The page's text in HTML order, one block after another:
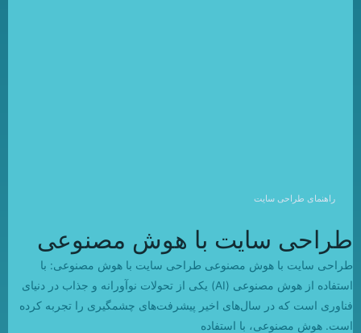
راهنمای طراحی سایت
طراحی سایت با هوش مصنوعی
طراحی سایت با هوش مصنوعی طراحی سایت با هوش مصنوعی: با
استفاده از هوش مصنوعی (AI) یکی از تحولات نوآورانه و جذاب در دنیای
فناوری است که در سال‌های اخیر پیشرفت‌های چشمگیری را تجربه کرده
است. هوش مصنوعی، با استفاده